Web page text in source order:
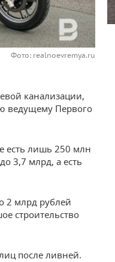
Фото: realnoevremya.ru
канализации,
ведущему Первого
есть лишь 250 млн
3,7 млрд, а есть
2 млрд рублей
строительство
после ливней.